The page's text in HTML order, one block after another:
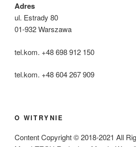
Adres
ul. Estrady 80
01-932 Warszawa
tel.kom. +48 698 912 150
tel.kom. +48 604 267 909
O WITRYNIE
Content Copyright © 2018-2021 All